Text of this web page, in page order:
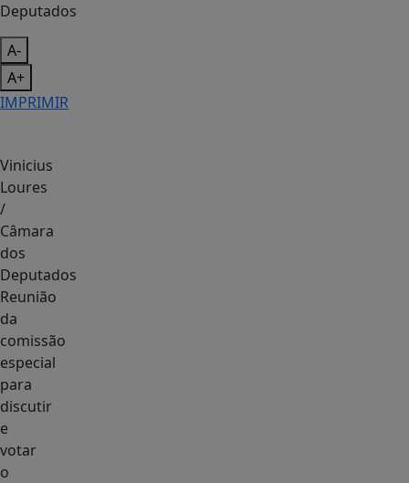
Deputados
A-
A+
IMPRIMIR
Vinicius
Loures
/
Câmara
dos
Deputados
Reunião
da
comissão
especial
para
discutir
e
votar
o